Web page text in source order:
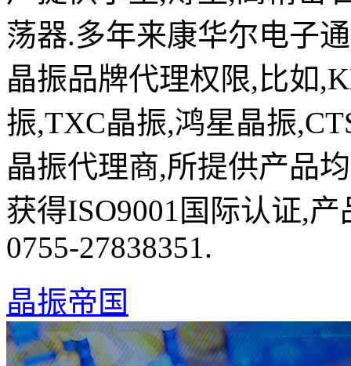
荡器.多年来康华尔电子
晶振品牌代理权限,比如
振,TXC晶振,鸿星晶振
晶振代理商,所提供产品
获得ISO9001国际认证,
0755-27838351.
晶振帝国